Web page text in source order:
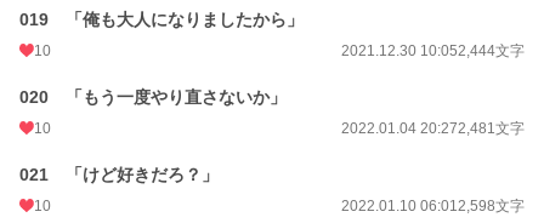
019 「俺も大人になりましたから」
10 2021.12.30 10:052,444文字
020 「もう一度やり直さないか」
10 2022.01.04 20:272,481文字
021 「けど好きだろ？」
10 2022.01.10 06:012,598文字